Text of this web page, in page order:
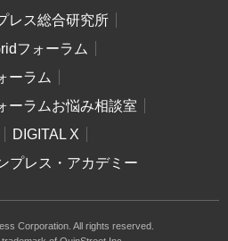
レス総合研究所
フォーラム
ーラム
ーラムお悩み相談室
DIGITAL X
プレス・アカデミー
Corporation. All rights reserved.